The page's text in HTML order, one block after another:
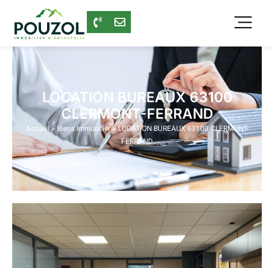
LOCATION BUREAUX 63100
CLERMONT-FERRAND
Accueil»Biens Immobilier»LOCATION BUREAUX 63100 CLERMONT-
FERRAND